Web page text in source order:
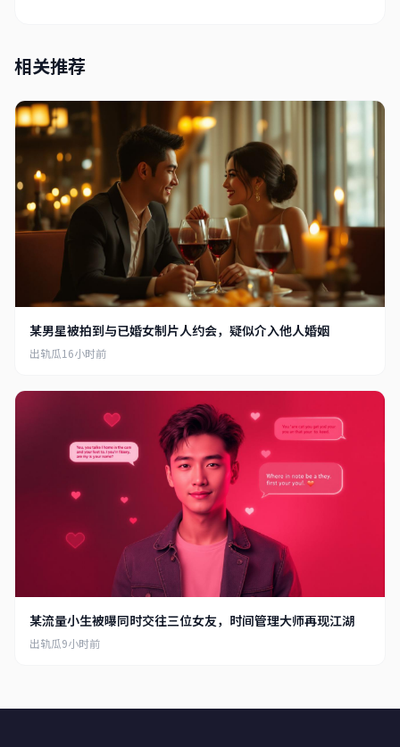
567
娱乐圈扫地僧 3小时前
圈内人士透露，这个瓜后面还有更大的料，牵扯
到好几个艺人，坐等后续。
5234 412
不信谣不传谣4小时前
家冷静点，让子弹飞一会。
2890
瓜田守望者 5小时前
2025年最大的瓜来了！赶紧转发收藏，这个帖
子活不过24小时就要被删！
佛系追星族 6小时前
明星也是人，有私生活很正常。只要不违法乱
纪，恋爱自由吧。
相关推荐
某男星被拍到与已婚女制片人约会，疑似介入他人婚姻
出轨瓜16小时前
某流量小生被曝同时交往三位女友，时间管理大师再现江湖
出轨瓜9小时前